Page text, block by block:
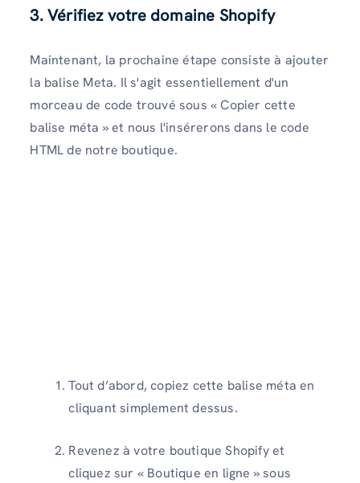
3. Vérifiez votre domaine Shopify
Maintenant, la prochaine étape consiste à ajouter
la balise Meta. Il s'agit essentiellement d'un
morceau de code trouvé sous « Copier cette
balise méta » et nous l'insérerons dans le code
HTML de notre boutique.
Tout d’abord, copiez cette balise méta en
cliquant simplement dessus.
Revenez à votre boutique Shopify et
cliquez sur « Boutique en ligne » sous